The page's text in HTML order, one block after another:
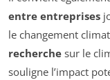
entre entreprises
le changement
recherche sur le
souligne l’impact